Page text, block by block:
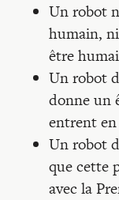
Un robot
humain,
être
Un robot
donne un
entrent
Un robot
que cette
avec la